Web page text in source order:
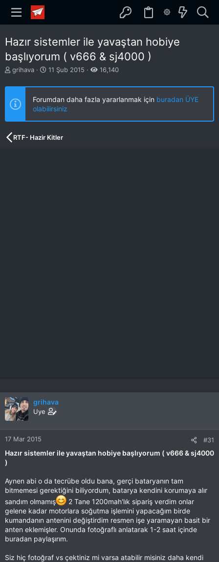
Hazır sistemler ile yavaştan hobiye
başlıyorum ( v666 & sj4000 )
K
n
u
u
b
a
grihava
B
ş
a
n
g
ç
11 Şub 2015 16,140
Forumdan daha fazla yararlanmak için buradan ÜYE
olabilirsiniz
RTF- Hazir Kitler
grihava
Uye
17 Mar 2015 #31
Hazır sistemler ile yavaştan hobiye başlıyorum ( v666 & sj4000
)
Aynen abi o da tecrübe oldu bana, gerçi bataryanın tam
bitmemesi gerektiğini biliyordum, batarya kendini korumaya alır
sandım olmamış
2 Tane 1200mah'lık sipariş verdim onlar
gelene kadar motorlara soğutma işlemini yapacağım birde
kumandanın antenini değiştirdim resmen işe yaramayan basit bir
anten eklemişler. Onunda fotoğraflı anlatarak 1-2 saat içinde
buradan paylaşırım.
Siz hiç fotoğraf vs çektiniz mi varsa atabilir misiniz daha kendi